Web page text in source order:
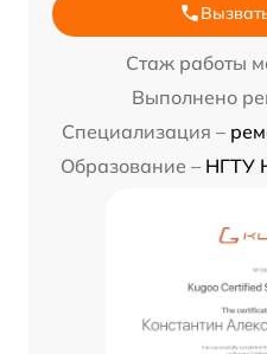
Стаж работы
Выполнено
Специализация –
Образование – НГТУ